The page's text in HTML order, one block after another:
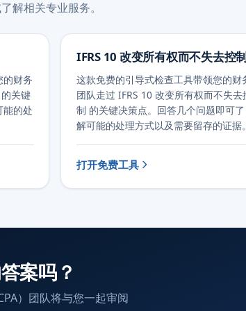
解相关专业服务。
的财务
关键
能的处
IFRS 10 改变所有权而不失去控
这款免费的引导式检查工具带领您的财
团队走过 IFRS 10 改变所有权而不失去
制 的关键决策点。回答几个问题即可了
解可能的处理方式以及需要留存的证据。
打开免费工具
案吗？
）团队将与您一起审阅